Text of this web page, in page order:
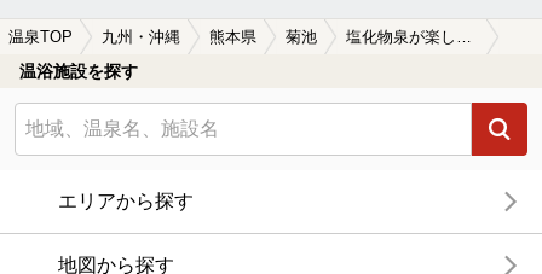
温泉TOP 九州・沖縄 熊本県 菊池 塩化物泉が楽しめる菊池の温泉、日帰り温泉、スーパー銭湯おすすめ
温浴施設を探す
エリアから探す
地図から探す